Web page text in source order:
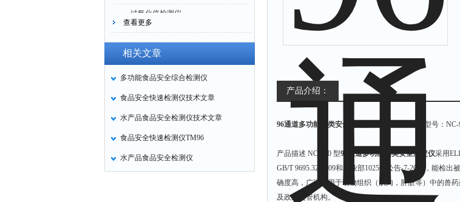
过氧化值检测仪
验粉筛
酶标分析仪
山梨酸钾检测仪
查看更多
相关文章
多功能食品安全综合检测仪
食品安全快速检测仪技术文章
水产品食品安全检测仪技术文章
食品安全快速检测仪TM96
水产品食品安全检测仪
产品介绍：
96通道多功能肉类安全测定仪 肉类安全检测仪型号：NC-
产品描述 NC-930 型96通道多功能肉类安全测定仪采用
GB/T 9695.32-2009和农业部1025号公告-7-2008，能检
确度高，广泛应用于动物组织（肌肉，肝脏等）中的兽
及政府监管机构。